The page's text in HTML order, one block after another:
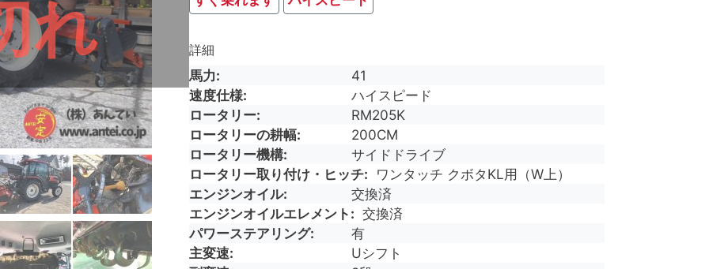
れ 詳細
馬力
41
速度仕様
ハイスピード
ロータリー
RM205K
ロータリーの耕幅
200CM
ロータリー機構
サイドドライブ
ロータリー取り付け・ヒッチ
ワンタッチ クボタKL用（W上）
エンジンオイル
交換済
エンジンオイルエレメント
交換済
パワーステアリング
有
主変速
Uシフト